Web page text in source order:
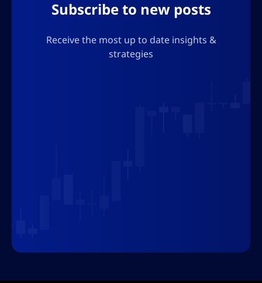
información sobre el movimiento de Binance
para liderar la implementación de sanciones
de la industria.
Subscribe to new posts
Receive the most up to date insights &
strategies